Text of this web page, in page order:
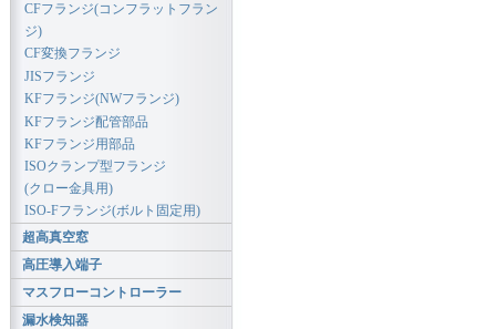
CFフランジ(コンフラットフラン
ジ)
CF変換フランジ
JISフランジ
KFフランジ(NWフランジ)
KFフランジ配管部品
KFフランジ用部品
ISOクランプ型フランジ
(クロー金具用)
ISO-Fフランジ(ボルト固定用)
超高真空窓
高圧導入端子
マスフローコントローラー
漏水検知器